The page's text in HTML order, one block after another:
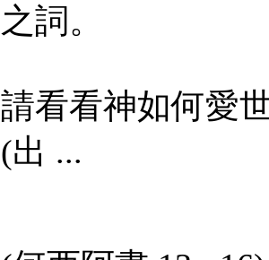
之詞。
請看看神如何愛
(出 ...